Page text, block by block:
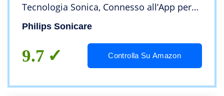
Tecnologia Sonica, Connesso all’App per
un’Igiene Orale Divertente
Philips Sonicare
9.7 Controlla Su Amazon